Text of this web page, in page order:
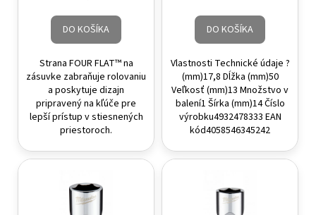
DO KOŠÍKA
Strana FOUR FLAT™ na
zásuvke zabraňuje rolovaniu
a poskytuje dizajn
pripravený na kľúče pre
lepší prístup v stiesnených
priestoroch.
DO KOŠÍKA
Vlastnosti Technické údaje ?
(mm)17,8 Dĺžka (mm)50
Veľkosť (mm)13 Množstvo v
balení1 Šírka (mm)14 Číslo
výrobku4932478333 EAN
kód4058546345242